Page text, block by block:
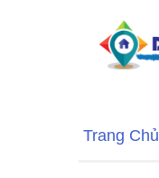
Trang Chủ